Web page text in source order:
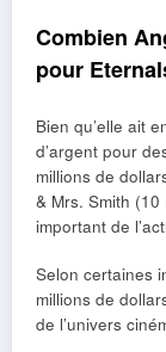
Combien
pour
Bien qu’elle ait
d’argent pour
millions de
& Mrs. Smith
important de
Selon certaines
millions de
de l’univers